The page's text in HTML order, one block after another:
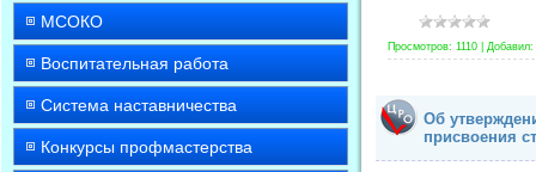
МСОКО
Воспитательная работа
Система наставничества
Конкурсы профмастерства
Просмотров: 1110 Добавил:
Об
присвоения